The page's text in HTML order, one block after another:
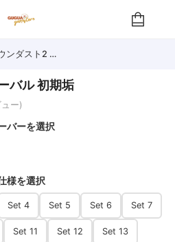
ブラウンダスト2 グローバル 初期垢
バル 初期垢
ー)
バーを選択
様を選択
Set 4 Set 5 Set 6 Set 7
Set 11 Set 12 Set 13